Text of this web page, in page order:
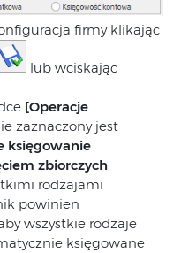
firmy klikając
lub wciskając
[Operacje
zaznaczony jest
księgowanie
zbiorczych
rodzajami
powinien
wszystkie rodzaje
księgowane